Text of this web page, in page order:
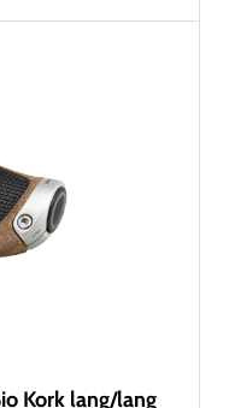
Kork lang/lang